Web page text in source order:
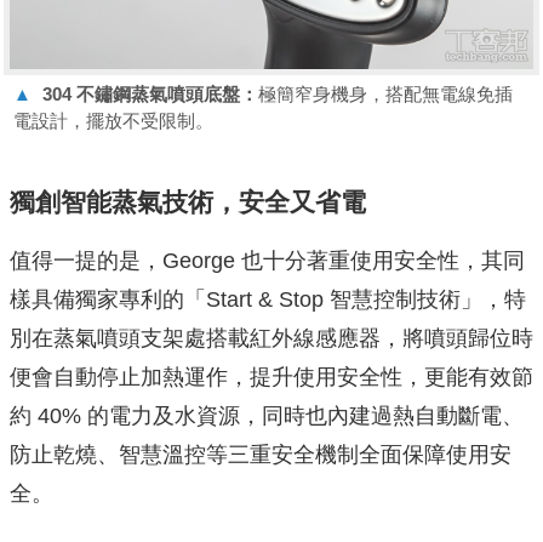
▲ 304 不鏽鋼蒸氣噴頭底盤： 極簡窄身機身，搭配無電線免插
電設計，擺放不受限制。
獨創智能蒸氣技術，安全又省電
值得一提的是，George 也十分著重使用安全性，其同
樣具備獨家專利的「Start & Stop 智慧控制技術」，特
別在蒸氣噴頭支架處搭載紅外線感應器，將噴頭歸位時
便會自動停止加熱運作，提升使用安全性，更能有效節
約 40% 的電力及水資源，同時也內建過熱自動斷電、
防止乾燒、智慧溫控​等三重安全機制全面保障使用安
全。